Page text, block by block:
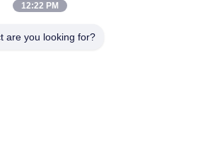
della sospensione del cavo
12:22 PM
are you looking for?